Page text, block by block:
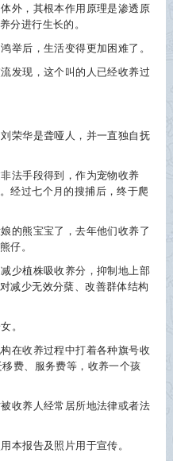
外，其根本作用原理是渗透原
分进行生长的。
举后，生活变得更加困难了。
发现，这个叫的人已经收养过
荣华是聋哑人，并一直独自抚
法手段得到，作为宠物收养
经过七个月的搜捕后，终于爬
的熊宝宝了，去年他们收养了
仔。
少植株吸收养分，抑制地上部
减少无效分蘖、改善群体结构
。
在收养过程中打着各种旗号收
费、服务费等， 收养一个孩
收养人经常居所地法律或者法
本报告及照片用于宣传。